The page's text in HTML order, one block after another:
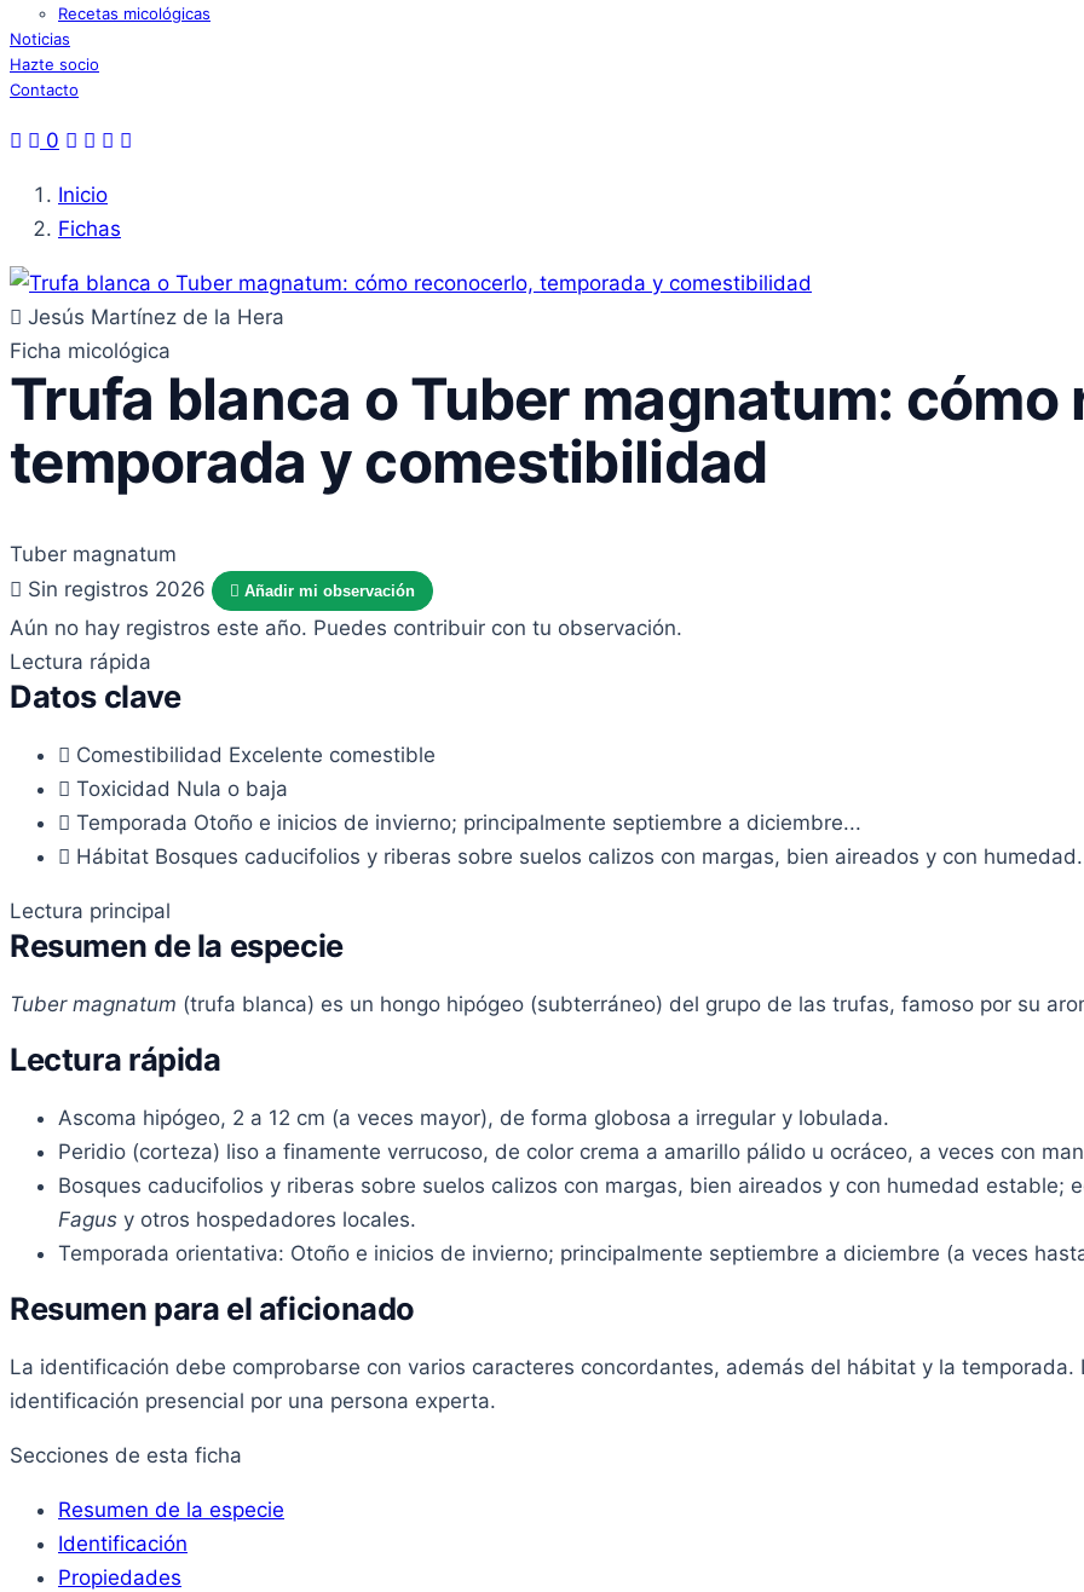
Recetas micológicas
Noticias
Hazte socio
Contacto
0
Inicio
Fichas
Jesús Martínez de la Hera
Ficha micológica
Trufa blanca o Tuber magnatum: cómo
temporada y comestibilidad
Tuber magnatum
Sin registros 2026
Añadir mi observación
Aún no hay registros este año. Puedes contribuir con tu observación.
Lectura rápida
Datos clave
Comestibilidad Excelente comestible
Toxicidad Nula o baja
Temporada Otoño e inicios de invierno; principalmente septiembre a diciembre...
Hábitat Bosques caducifolios y riberas sobre suelos calizos con margas, bien aireados y con
Lectura principal
Resumen de la especie
Tuber magnatum (trufa blanca) es un hongo hipógeo (subterráneo) del grupo de las trufas, famoso por su
Lectura rápida
Ascoma hipógeo, 2 a 12 cm (a veces mayor), de forma globosa a irregular y lobulada.
Peridio (corteza) liso a finamente verrucoso, de color crema a amarillo pálido u ocráceo, a veces con
Bosques caducifolios y riberas sobre suelos calizos con margas, bien aireados y con humedad estable;
Fagus y otros hospedadores locales.
Temporada orientativa: Otoño e inicios de invierno; principalmente septiembre a diciembre (a veces
Resumen para el aficionado
La identificación debe comprobarse con varios caracteres concordantes, además del hábitat y la
identificación presencial por una persona experta.
Secciones de esta ficha
Resumen de la especie
Identificación
Propiedades